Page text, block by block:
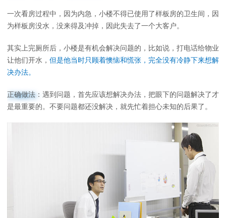
一次看房过程中，因为内急，小楼不得已使用了样板房的卫生间，因
为样板房没水，没来得及冲掉，因此失去了一个大客户。
其实上完厕所后，小楼是有机会解决问题的，比如说，打电话给物业
让他们开水， 但是他当时只顾着懊恼和慌张，完全没有冷静下来想解
决办法。
正确做法： 遇到问题，首先应该想解决办法，把眼下的问题解决了才
是最重要的。不要问题都还没解决，就先忙着担心未知的后果了。